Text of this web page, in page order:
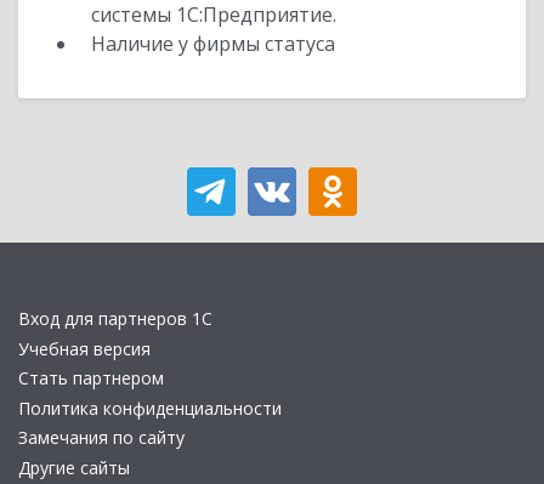
системы 1С:Предприятие.
Наличие у фирмы статуса
Вход для партнеров 1С
Учебная версия
Стать партнером
Политика конфиденциальности
Замечания по сайту
Другие сайты